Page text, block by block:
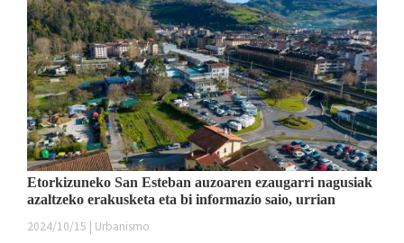
Etorkizuneko San Esteban auzoaren ezaugarri nagusiak
azaltzeko erakusketa eta bi informazio saio, urrian
2024/10/15 | Urbanismo